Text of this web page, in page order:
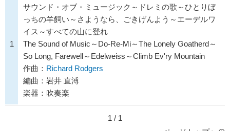
1
サウンド・オブ・ミュージック～ドレミの歌～ひとりぼ
っちの羊飼い～さようなら、ごきげんよう～エーデルワ
イス～すべての山に登れ
The Sound of Music～Do-Re-Mi～The Lonely Goatherd～
So Long, Farewell～Edelweiss～Climb Ev'ry Mountain
作曲： Richard Rodgers
編曲：岩井 直溥
楽器：吹奏楽
1 / 1